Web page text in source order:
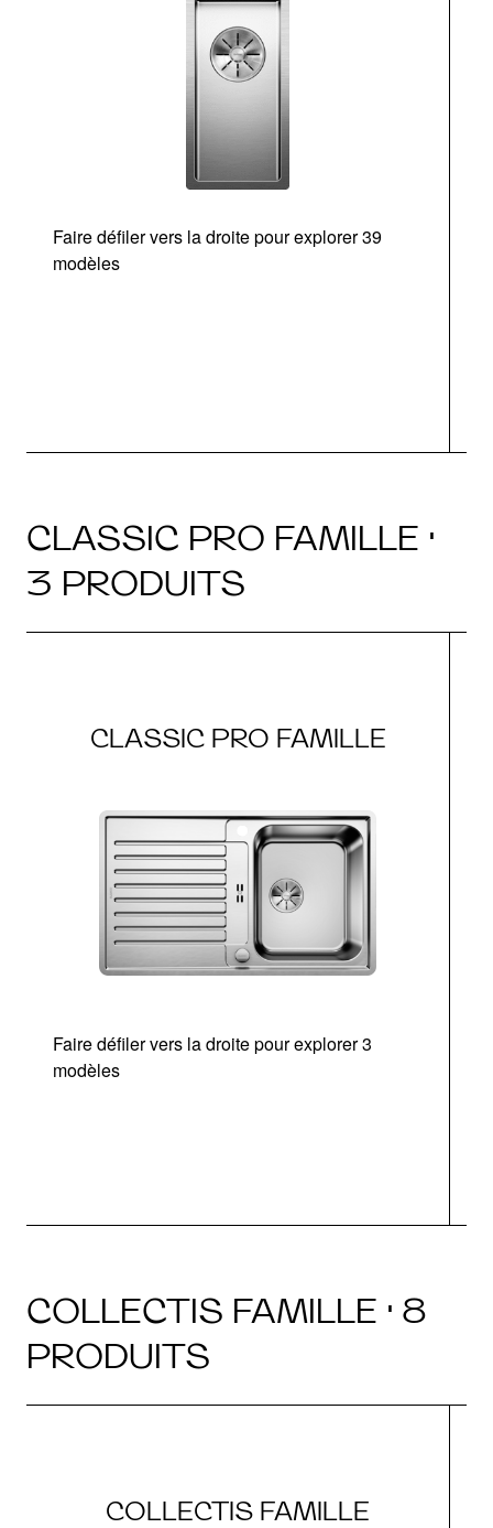
Faire défiler vers la droite pour explorer 39
modèles
CLASSIC PRO FAMILLE ·
3 PRODUITS
CLASSIC PRO FAMILLE
Faire défiler vers la droite pour explorer 3
modèles
COLLECTIS FAMILLE · 8
PRODUITS
COLLECTIS FAMILLE